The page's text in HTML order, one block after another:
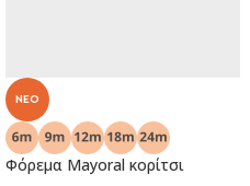
NEO
Φόρεμα Mayoral κορίτσι